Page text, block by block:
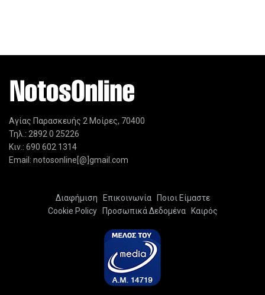
Αγίας Παρασκευής 2 Μοίρες, 70400
Τηλ.: 2892 0 25226
Κιν.: 690 602 1314
Email: notosonline[@]gmail.com
Διαφήμιση Επικοινωνία
Ποιοι Είμαστε
Cookie Policy
Προσωπικά Δεδομένα Καιρός